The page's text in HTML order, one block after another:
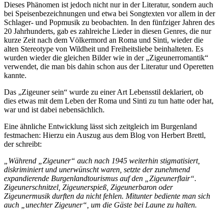
Dieses Phänomen ist jedoch nicht nur in der Literatur, sondern auch
bei Speisenbezeichnungen und etwa bei Songtexten vor allem in der
Schlager- und Popmusik zu beobachten. In den fünfziger Jahren des
20 Jahrhunderts, gab es zahlreiche Lieder in diesen Genres, die nur
kurze Zeit nach dem Völkermord an Roma und Sinti, wieder die
alten Stereotype von Wildheit und Freiheitsliebe beinhalteten. Es
wurden wieder die gleichen Bilder wie in der „Zigeunerromantik“
verwendet, die man bis dahin schon aus der Literatur und Operetten
kannte.
Das „Zigeuner sein“ wurde zu einer Art Lebensstil deklariert, ob
dies etwas mit dem Leben der Roma und Sinti zu tun hatte oder hat,
war und ist dabei nebensächlich.
Eine ähnliche Entwicklung lässt sich zeitgleich im Burgenland
festmachen: Hierzu ein Auszug aus dem Blog von Herbert Brettl,
der schreibt:
„Während „Zigeuner“ auch nach 1945 weiterhin stigmatisiert,
diskriminiert und unerwünscht waren, setzte der zunehmend
expandierende Burgenlandtourismus auf den „Zigeunerflair“.
Zigeunerschnitzel, Zigeunerspieß, Zigeunerbaron oder
Zigeunermusik durften da nicht fehlen. Mitunter bediente man sich
auch „unechter Zigeuner“, um die Gäste bei Laune zu halten.